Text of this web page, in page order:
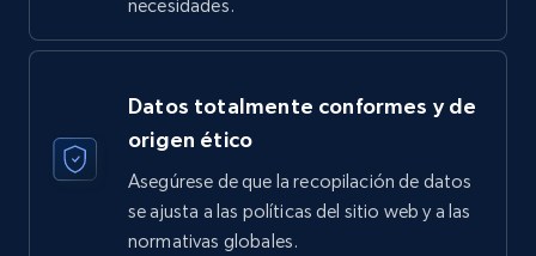
necesidades.
Datos totalmente conformes y de
origen ético
Asegúrese de que la recopilación de datos
se ajusta a las políticas del sitio web y a las
normativas globales.